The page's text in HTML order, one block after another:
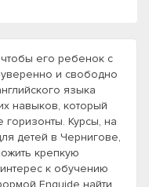
его ребенок с
уверенно и свободно
языка
навыков, который
Курсы, на
детей в Чернигове,
крепкую
к обучению
Enguide найти